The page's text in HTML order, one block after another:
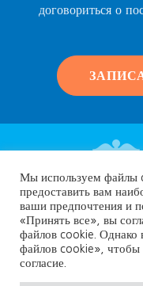
договориться о
Мы используем файлы
предоставить вам
ваши предпочтения и
«Принять все», вы
файлов cookie. Однако
файлов cookie», чтобы
согласие.